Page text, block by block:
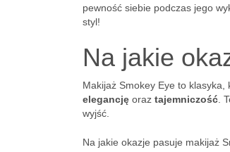
pewność siebie podczas jego
styl!
Na jakie
Makijaż Smokey Eye to
elegancję oraz tajemniczość .
wyjść.
Na jakie okazje pasuje makijaż